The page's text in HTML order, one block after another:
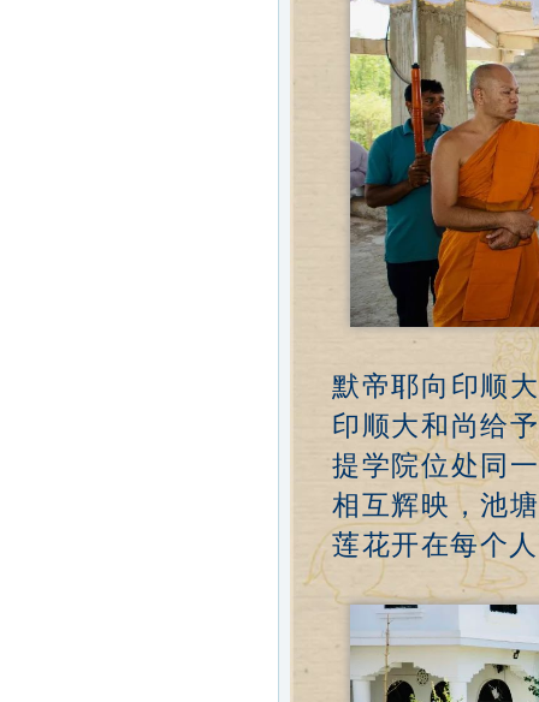
默帝耶向印顺
印顺大和尚给
提学院位处同
相互辉映，池
莲花开在每个